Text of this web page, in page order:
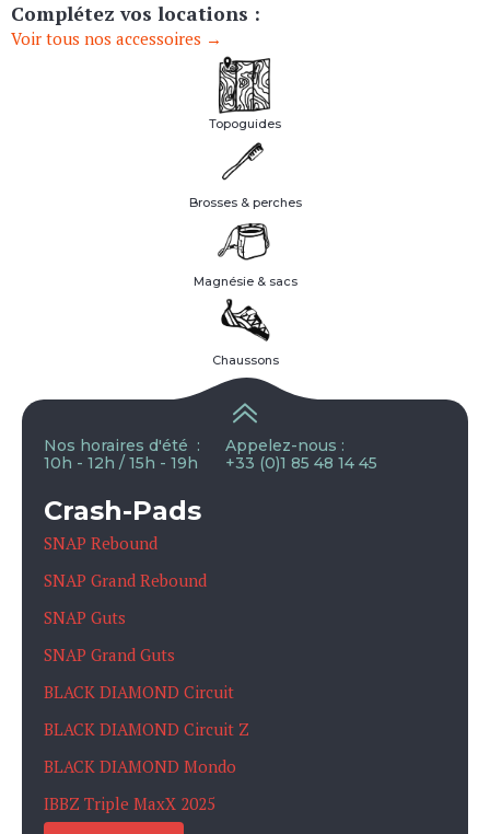
Complétez vos locations :
Voir tous nos accessoires →
Topoguides
Brosses & perches
Magnésie & sacs
Chaussons
Nos horaires d'été :
10h - 12h / 15h - 19h
Appelez-nous :
+33 (0)1 85 48 14 45
Crash-Pads
SNAP Rebound
SNAP Grand Rebound
SNAP Guts
SNAP Grand Guts
BLACK DIAMOND Circuit
BLACK DIAMOND Circuit Z
BLACK DIAMOND Mondo
IBBZ Triple MaxX 2025